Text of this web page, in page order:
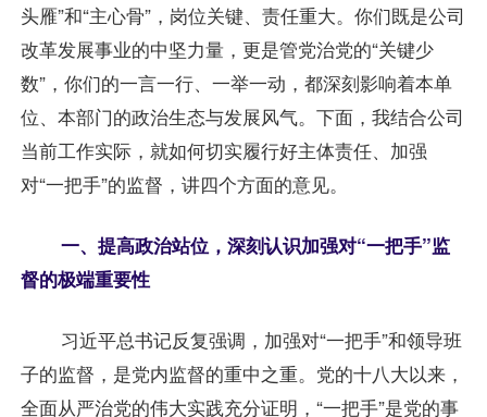
头雁”和“主心骨”，岗位关键、责任重大。你们既是公司
改革发展事业的中坚力量，更是管党治党的“关键少
数”，你们的一言一行、一举一动，都深刻影响着本单
位、本部门的政治生态与发展风气。下面，我结合公司
当前工作实际，就如何切实履行好主体责任、加强
对“一把手”的监督，讲四个方面的意见。
一、提高政治站位，深刻认识加强对“一把手”监
督的极端重要性
习近平总书记反复强调，加强对“一把手”和领导班
子的监督，是党内监督的重中之重。党的十八大以来，
全面从严治党的伟大实践充分证明，“一把手”是党的事